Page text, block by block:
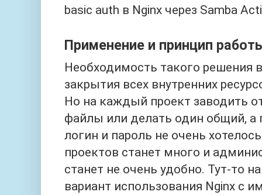
basic auth в Nginx через Samba
Применение и принцип
Необходимость такого решения
закрытия всех внутренних
Но на каждый проект заводить
файлы или делать один общий, а
логин и пароль не очень
проектов станет много и
станет не очень удобно. Тут-то
вариант использования Nginx с